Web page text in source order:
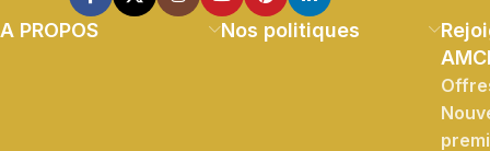
A PROPOS Nos politiques